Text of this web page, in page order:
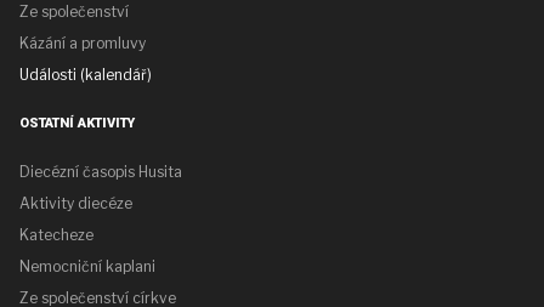
Ze společenství
Kázání a promluvy
Události (kalendář)
OSTATNÍ AKTIVITY
Diecézní časopis Husita
Aktivity diecéze
Katecheze
Nemocniční kaplani
Ze společenství církve